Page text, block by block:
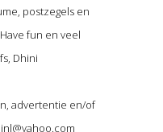
postzegels en
fun en veel
Dhini
advertentie en/of